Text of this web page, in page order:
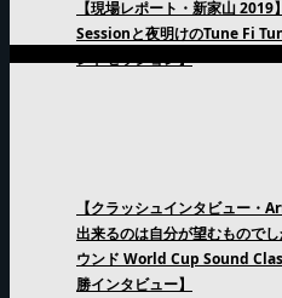
【現場レポート・新家山 2019
Sessionと夜明けのTune Fi
ンドセッション】
【クラッシュインタビュー
出来るのは自分が望むもので
ウンド World Cup Sound
勝インタビュー】